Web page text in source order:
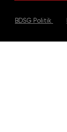
BDSG Politik